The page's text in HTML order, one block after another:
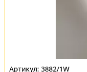
3882/1W